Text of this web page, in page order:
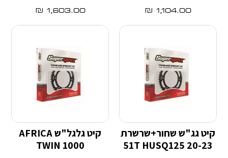
1,104.00
₪
1,603.00
₪
קיט גג"ש שחור+שרשרת
51T HUSQ125 20-23
קיט גלגל"ש AFRICA
TWIN 1000